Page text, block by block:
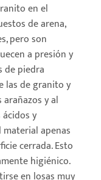
en el
de arena,
pero son
a presión y
de piedra
las de granito y
y al
y
material apenas
cerrada. Esto
higiénico.
en losas muy